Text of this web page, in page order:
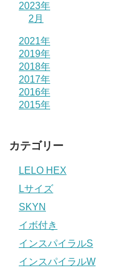
2023年
2月
2021年
2019年
2018年
2017年
2016年
2015年
カテゴリー
LELO HEX
Lサイズ
SKYN
イボ付き
インスパイラルS
インスパイラルW